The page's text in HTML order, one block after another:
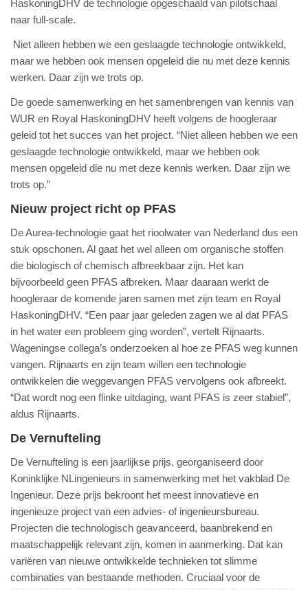
HaskoningDHV de technologie opgeschaald van pilotschaal
naar full-scale.
Niet alleen hebben we een geslaagde technologie ontwikkeld,
maar we hebben ook mensen opgeleid die nu met deze kennis
werken. Daar zijn we trots op.
De goede samenwerking en het samenbrengen van kennis van
WUR en Royal HaskoningDHV heeft volgens de hoogleraar
geleid tot het succes van het project. “Niet alleen hebben we een
geslaagde technologie ontwikkeld, maar we hebben ook
mensen opgeleid die nu met deze kennis werken. Daar zijn we
trots op.”
Nieuw project richt op PFAS
De Aurea-technologie gaat het rioolwater van Nederland dus een
stuk opschonen. Al gaat het wel alleen om organische stoffen
die biologisch of chemisch afbreekbaar zijn. Het kan
bijvoorbeeld geen PFAS afbreken. Maar daaraan werkt de
hoogleraar de komende jaren samen met zijn team en Royal
HaskoningDHV. “Een paar jaar geleden zagen we al dat PFAS
in het water een probleem ging worden”, vertelt Rijnaarts.
Wageningse collega’s onderzoeken al hoe ze PFAS weg kunnen
vangen. Rijnaarts en zijn team willen een technologie
ontwikkelen die weggevangen PFAS vervolgens ook afbreekt.
“Dat wordt nog een flinke uitdaging, want PFAS is zeer stabiel”,
aldus Rijnaarts.
De Vernufteling
De Vernufteling is een jaarlijkse prijs, georganiseerd door
Koninklijke NLingenieurs in samenwerking met het vakblad De
Ingenieur. Deze prijs bekroont het meest innovatieve en
ingenieuze project van een advies- of ingenieursbureau.
Projecten die technologisch geavanceerd, baanbrekend en
maatschappelijk relevant zijn, komen in aanmerking. Dat kan
variëren van nieuwe ontwikkelde technieken tot slimme
combinaties van bestaande methoden. Cruciaal voor de